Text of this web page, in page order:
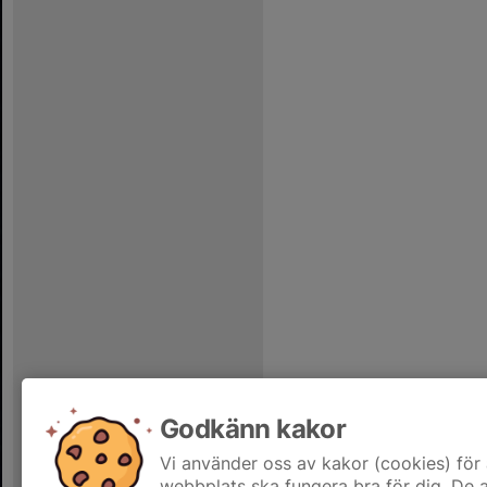
Godkänn kakor
Vi använder oss av kakor (cookies)